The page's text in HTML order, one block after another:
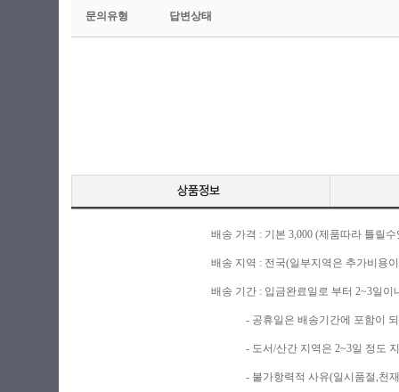
문의유형 답변상태
배송 가격 : 기본 3,000 (제품따라 틀릴
배송 지역 : 전국(일부지역은 추가비용
배송 기간 : 입금완료일로 부터 2~3일이
- 공휴일은 배송기간에 포함이 되
- 도서/산간 지역은 2~3일 정도 지
- 불가항력적 사유(일시품절,천재